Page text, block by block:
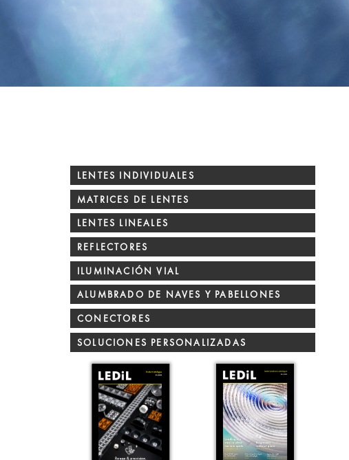
LENTES INDIVIDUALES
MATRICES DE LENTES
LENTES LINEALES
REFLECTORES
ILUMINACIÓN VIAL
ALUMBRADO DE NAVES Y PABELLONES
CONECTORES
SOLUCIONES PERSONALIZADAS